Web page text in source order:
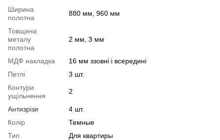
Ширина
полотна
880 мм, 960 мм
Товщина
металу
полотна
2 мм, 3 мм
МДФ накладка
16 мм ззовні і всередині
Петлі
3 шт.
Контури
ущільнення
2
Антизрізи
4 шт.
Колір
Темные
Тип
Для квартиры